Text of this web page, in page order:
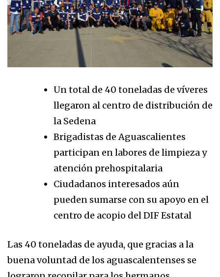
Un total de 40 toneladas de víveres
llegaron al centro de distribución de
la Sedena
Brigadistas de Aguascalientes
participan en labores de limpieza y
atención prehospitalaria
Ciudadanos interesados aún
pueden sumarse con su apoyo en el
centro de acopio del DIF Estatal
Las 40 toneladas de ayuda, que gracias a la
buena voluntad de los aguascalentenses se